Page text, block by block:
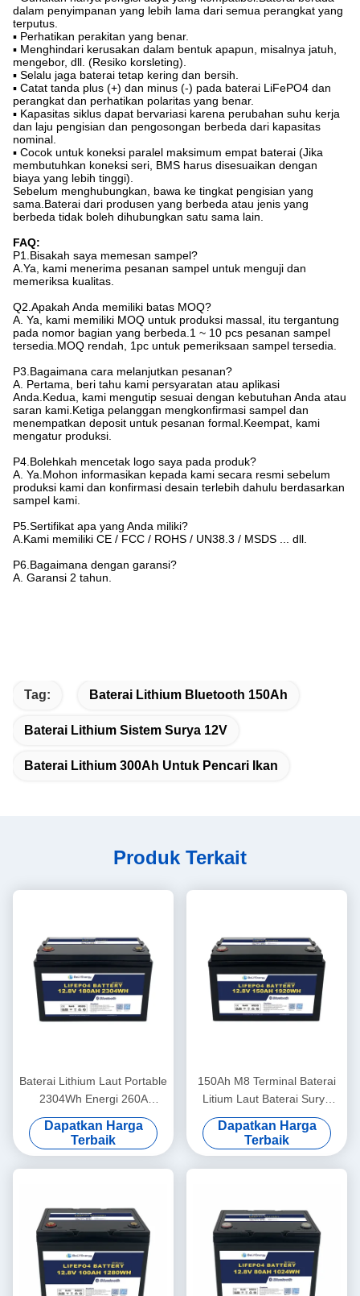
dalam penyimpanan yang lebih lama dari semua perangkat yang
terputus.
▪ Perhatikan perakitan yang benar.
▪ Menghindari kerusakan dalam bentuk apapun, misalnya jatuh,
mengebor, dll. (Resiko korsleting).
▪ Selalu jaga baterai tetap kering dan bersih.
▪ Catat tanda plus (+) dan minus (-) pada baterai LiFePO4 dan
perangkat dan perhatikan polaritas yang benar.
▪ Kapasitas siklus dapat bervariasi karena perubahan suhu kerja
dan laju pengisian dan pengosongan berbeda dari kapasitas
nominal.
▪ Cocok untuk koneksi paralel maksimum empat baterai (Jika
membutuhkan koneksi seri, BMS harus disesuaikan dengan
biaya yang lebih tinggi).
Sebelum menghubungkan, bawa ke tingkat pengisian yang
sama.Baterai dari produsen yang berbeda atau jenis yang
berbeda tidak boleh dihubungkan satu sama lain.
FAQ:
P1.Bisakah saya memesan sampel?
A.Ya, kami menerima pesanan sampel untuk menguji dan
memeriksa kualitas.
Q2.Apakah Anda memiliki batas MOQ?
A. Ya, kami memiliki MOQ untuk produksi massal, itu tergantung
pada nomor bagian yang berbeda.1 ~ 10 pcs pesanan sampel
tersedia.MOQ rendah, 1pc untuk pemeriksaan sampel tersedia.
P3.Bagaimana cara melanjutkan pesanan?
A. Pertama, beri tahu kami persyaratan atau aplikasi
Anda.Kedua, kami mengutip sesuai dengan kebutuhan Anda atau
saran kami.Ketiga pelanggan mengkonfirmasi sampel dan
menempatkan deposit untuk pesanan formal.Keempat, kami
mengatur produksi.
P4.Bolehkah mencetak logo saya pada produk?
A. Ya.Mohon informasikan kepada kami secara resmi sebelum
produksi kami dan konfirmasi desain terlebih dahulu berdasarkan
sampel kami.
P5.Sertifikat apa yang Anda miliki?
A.Kami memiliki CE / FCC / ROHS / UN38.3 / MSDS ... dll.
P6.Bagaimana dengan garansi?
A. Garansi 2 tahun.
Tag: Baterai Lithium Bluetooth 150Ah
Baterai Lithium Sistem Surya 12V
Baterai Lithium 300Ah Untuk Pencari Ikan
Produk Terkait
Baterai Lithium Laut Portable
2304Wh Energi 260A
Puncakan Puncak
12.8V180Ah
Dapatkan Harga
Terbaik
150Ah M8 Terminal Baterai
Litium Laut Baterai Surya
12,8V ABS Case
Dapatkan Harga
Terbaik